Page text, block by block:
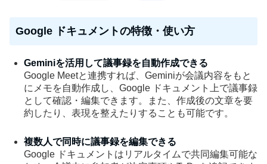
Google ドキュメントの特徴・使い方
Geminiを活用して議事録を自動作成できる
Google Meetと連携すれば、Geminiが会議内容をもと
にメモを自動作成し、Google ドキュメント上で議事録
として確認・編集できます。また、作成後の文章を要
約したり、表現を整えたりすることも可能です。
複数人で同時に議事録を編集できる
Google ドキュメントはリアルタイムで共同編集可能な